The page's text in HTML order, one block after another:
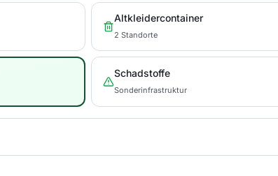
Altkleidercontainer
2 Standorte
Schadstoffe
Sonderinfrastruktur